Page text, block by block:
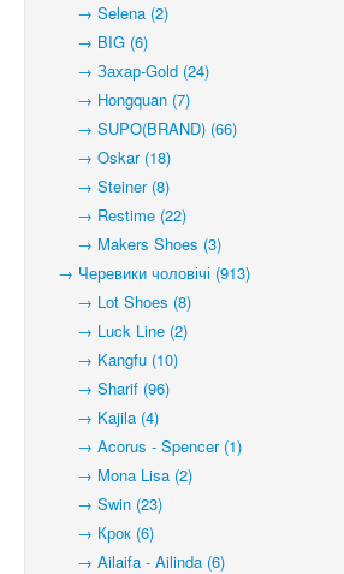
→ Selena (2)
→ BIG (6)
→ Захар-Gold (24)
→ Hongquan (7)
→ SUPO(BRAND) (66)
→ Oskar (18)
→ Steiner (8)
→ Restime (22)
→ Makers Shoes (3)
→ Черевики чоловічі (913)
→ Lot Shoes (8)
→ Luck Line (2)
→ Kangfu (10)
→ Sharif (96)
→ Kajila (4)
→ Acorus - Spencer (1)
→ Mona Lisa (2)
→ Swin (23)
→ Крок (6)
→ Ailaifa - Ailinda (6)